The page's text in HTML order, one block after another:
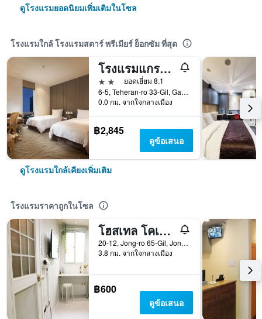
ดูโรงแรมยอดนิยมเพิ่มเติมในโซล
โรงแรมใกล้ โรงแรมสตาร์ พรีเมียร์ ย็อกซัม ที่สุด
โรงแรมแกรมมอส
2 ดาว
ยอดเยี่ยม 8.1
6-5, Teheran-ro 33-Gil, Gangnam-gu, โซล, เกาหลีใต้
0.0 กม. จากใจกลางเมือง
฿2,845
ดูข้อเสนอ
ดูโรงแรมใกล้เคียงเพิ่มเติม
โรงแรมราคาถูกในโซล
โฮสเทล โคเรีย ออริจินัล
20-12, Jong-ro 65-Gil, Jongno-gu, โซล, เกาหลีใต้
3.8 กม. จากใจกลางเมือง
฿600
ดูข้อเสนอ